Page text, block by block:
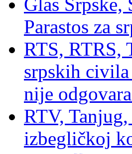
Parastos za
RTS, RTRS,
srpskih
nije
RTV,
izbegličkoj